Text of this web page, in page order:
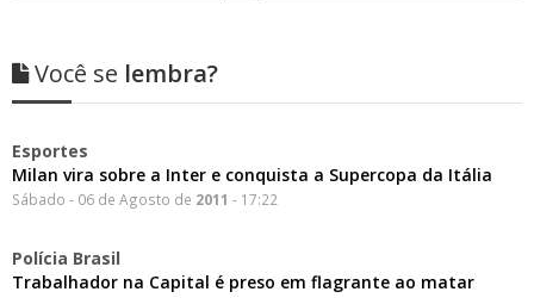
Você se lembra?
Esportes
Milan vira sobre a Inter e conquista a Supercopa da Itália
Sábado - 06 de Agosto de 2011 - 17:22
Polícia Brasil
Trabalhador na Capital é preso em flagrante ao matar